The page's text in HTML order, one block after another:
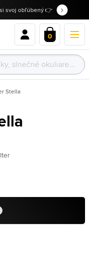
svoj obľúbený 👉
0
Stella